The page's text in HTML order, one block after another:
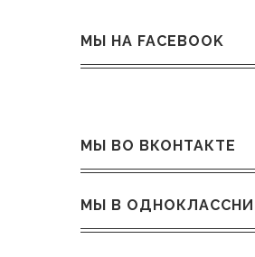
МЫ НА FACEBOOK
МЫ ВО ВКОНТАКТЕ
МЫ В